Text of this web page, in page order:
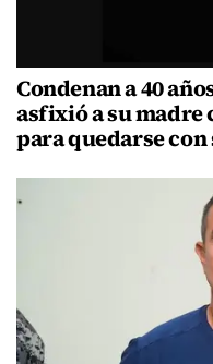
Condenan a 40
asfixió a su madre
para quedarse